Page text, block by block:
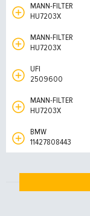
MANN-FILTER
HU7203X
MANN-FILTER
HU7203X
UFI
2509600
MANN-FILTER
HU7203X
BMW
11427808443